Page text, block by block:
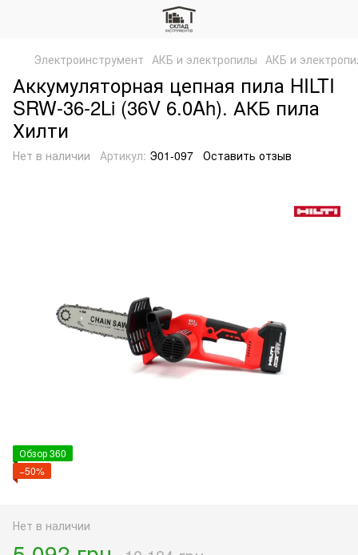
Электроинструмент АКБ и электропилы АКБ и
Аккумуляторная цепная пила HILTI
SRW-36-2Li (36V 6.0Ah). АКБ пила
Хилти
Нет в наличии Артикул: Э01-097 Оставить отзыв
Обзор 360
−50%
Нет в наличии